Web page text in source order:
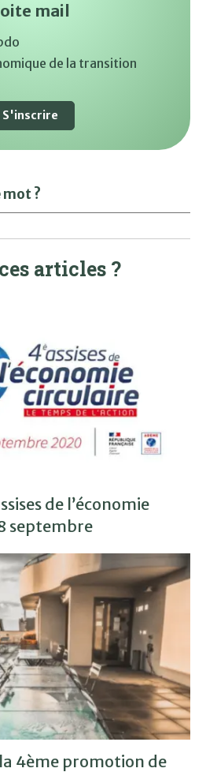
mail
de la transition
S'inscrire
mot ?
articles ?
de l’économie
septembre
4ème promotion de